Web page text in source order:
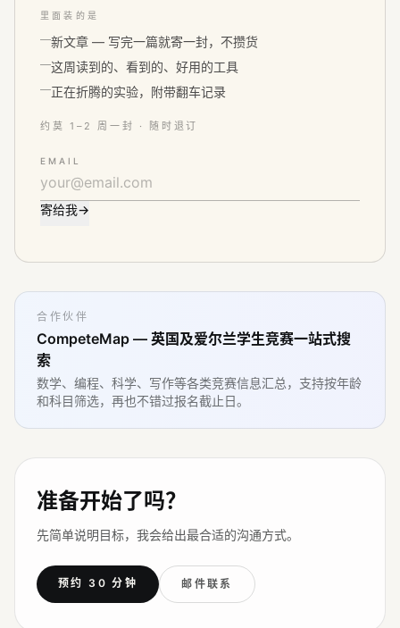
里面装的是
新文章 — 写完一篇就寄一封，不攒货
这周读到的、看到的、好用的工具
正在折腾的实验，附带翻车记录
约莫 1–2 周一封 · 随时退订
EMAIL
寄给我→
合作伙伴
CompeteMap — 英国及爱尔兰学生竞赛一站式搜
索
数学、编程、科学、写作等各类竞赛信息汇总，支持按年龄
和科目筛选，再也不错过报名截止日。
准备开始了吗？
先简单说明目标，我会给出最合适的沟通方式。
预约 30 分钟 邮件联系